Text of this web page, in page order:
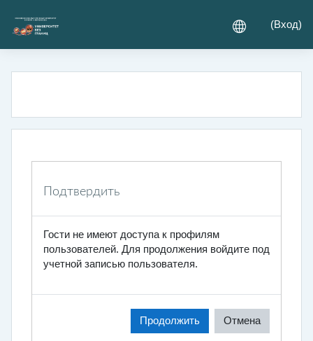
(Вход)
Подтвердить
Гости не имеют доступа к профилям
пользователей. Для продолжения войдите под
учетной записью пользователя.
Продолжить Отмена